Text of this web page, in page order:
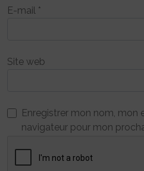
E-mail *
Site web
Enregistrer mon nom, mon
navigateur pour mon